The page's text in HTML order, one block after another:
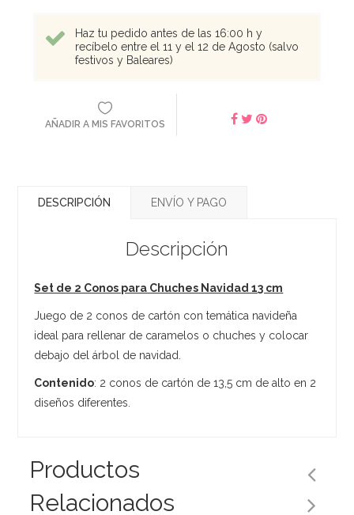
Haz tu pedido antes de las 16:00 h y
recíbelo entre el 11 y el 12 de Agosto (salvo
festivos y Baleares)
AÑADIR A MIS FAVORITOS
DESCRIPCIÓN ENVÍO Y PAGO
Descripción
Set de 2 Conos para Chuches Navidad 13 cm
Juego de 2 conos de cartón con temática navideña
ideal para rellenar de caramelos o chuches y colocar
debajo del árbol de navidad.
Contenido: 2 conos de cartón de 13,5 cm de alto en 2
diseños diferentes.
Productos
Relacionados